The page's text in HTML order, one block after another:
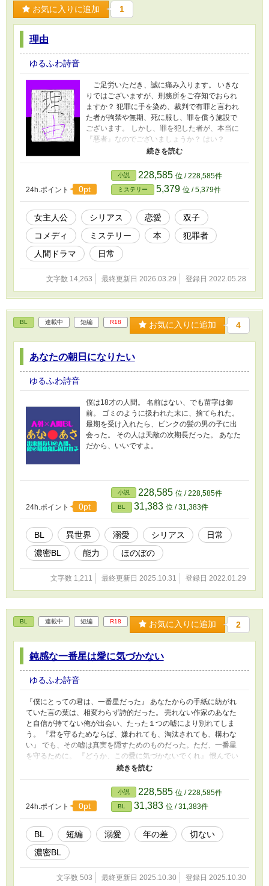
お気に入りに追加 1
理由
ゆるふわ詩音
ご足労いただき、誠に痛み入ります。 いきな
りではございますが、刑務所をご存知でおられ
ますか？ 犯罪に手を染め、裁判で有罪と言われ
た者が拘禁や無期、死に服し、罪を償う施設で
ございます。 しかし、罪を犯した者が、本当に
『悪者』なのでございましょうか？ はい？
今、なんと？ 被害者に謝れ……と。 それは、失
す。 大変、申し訳ございませんでした。 あれ？
私は、何か悪い事をいたしましたのでしょう
か……？ ◇◇◇ 気を取り直して、本題へ。
刑務所図書館を知っておられる方は、いらっし
ゃいますか？ 現時点では、海外に一つ、ある
そうでございます。 では、ご案内いたしま
す。 未来に出来る日本唯一の刑務所図書館へ。
24h.ポイント 0pt
小説 228,585 位 / 228,585件
ミステリー 5,379 位 / 5,379件
女主人公 シリアス 恋愛
双子
コメディ
ミステリー 本
犯罪者
人間ドラマ
日常
文字数 14,263 最終更新日 2026.03.29 登録日 2022.05.28
BL 連載中 短編 R18 お気に入りに追加 4
あなたの朝日になりたい
ゆるふわ詩音
僕は18才の人間。 名前はない、でも苗字は御
前。 ゴミのように扱われた末に、捨てられた。
最期を受け入れたら、ピンクの髪の男の子に出
会った。 その人は天敵の次期長だった。 あなた
だから、いいですよ。
24h.ポイント 0pt
小説 228,585 位 / 228,585件
BL 31,383 位 / 31,383件
BL 異世界 溺愛 シリアス
日常
濃密BL
能力 ほのぼの
文字数 1,211 最終更新日 2025.10.31 登録日 2022.01.29
BL 連載中 短編 R18 お気に入りに追加 2
鈍感な一番星は愛に気づかない
ゆるふわ詩音
『僕にとっての君は、一番星だった』 あなたからの手紙に紡がれ
ていた言の葉は、相変わらず詩的だった。 売れない作家のあなた
と自信が持てない俺が出会い、たった１つの嘘により別れてしま
う。 『君を守るためならば、嫌われても、淘汰されても、構わな
い』 でも、その嘘は真実を隠すためのものだった。ただ、一番星
を守るために。 『どうか、この愛に気づかないでくれ』 恨んでい
たはずのあなたは、あの時の優しいままだったなんて……なんで言
気づいた時には、もう、あなたはーー
24h.ポイント 0pt
小説 228,585 位 / 228,585件
BL 31,383 位 / 31,383件
BL 短編 溺愛 年の差
切ない
濃密BL
文字数 503 最終更新日 2025.10.30 登録日 2025.10.30